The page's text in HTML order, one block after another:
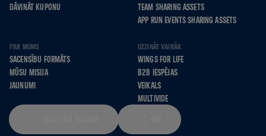
DĀVINĀT KUPONU
TEAM SHARING ASSETS
APP RUN EVENTS SHARING ASSETS
PAR MUMS
SACENSĪBU FORMĀTS
MŪSU MISIJA
JAUNUMI
UZZINĀT VAIRĀK
WINGS FOR LIFE
B2B IESPĒJAS
VEIKALS
MULTIVIDE